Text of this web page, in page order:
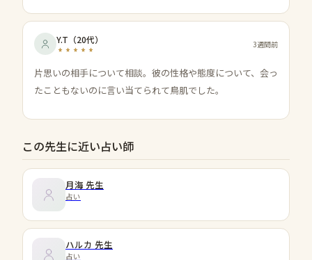
Y.T （20代） 3週間前
片思いの相手について相談。彼の性格や態度について、会っ
たこともないのに言い当てられて鳥肌でした。
この先生に近い占い師
月海 先生
占い
ハルカ 先生
占い